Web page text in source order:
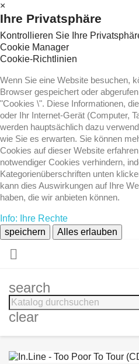
×
Ihre Privatsphäre
Kontrollieren Sie Ihre
Cookie Manager
Cookie-Richtlinien
Wenn Sie eine Website besuchen,
Browser gespeichert oder
"Cookies \". Diese Informationen,
oder Ihr Internet-Gerät (Computer,
werden hauptsächlich dazu
wie Sie es erwarten. Sie können
Cookies auf dieser Website
notwendiger Cookies verhindern,
Kategorienüberschriften unten
kann dies Auswirkungen auf Ihre
haben, die wir anbieten können.
Info: Ihre Rechte
speichern
Alles erlauben

search
clear